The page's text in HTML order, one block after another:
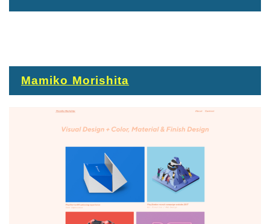
Mamiko Morishita